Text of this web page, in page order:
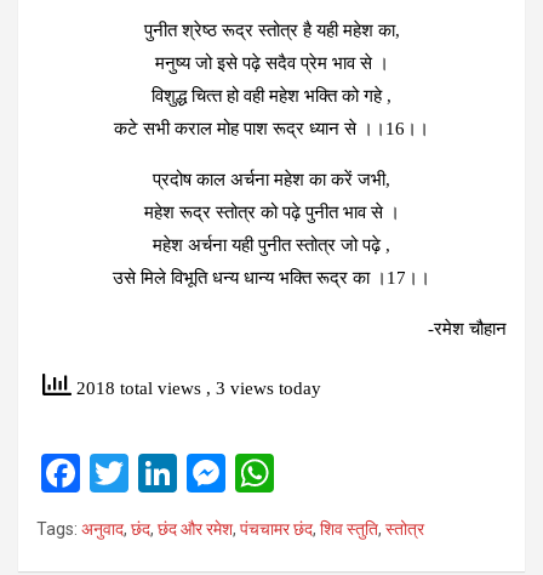
पुनीत श्रेष्‍ठ रूद्र स्‍तोत्र है यही महेश का,
मनुष्‍य जो इसे पढ़े सदैव प्रेम भाव से ।
विशुद्ध चित्‍त हो वही महेश भक्ति को गहे ,
कटे सभी कराल मोह पाश रूद्र ध्‍यान से ।।16।।
प्रदोष काल अर्चना महेश का करें जभी,
महेश रूद्र स्‍तोत्र को पढ़े पुनीत भाव से ।
महेश अर्चना यही पुनीत स्‍तोत्र जो पढ़े ,
उसे मिले विभूति धन्‍य धान्‍य भक्ति रूद्र का ।17।।
-रमेश चौहान
2018 total views , 3 views today
F
a
ce
T
wi
tt
Li
n
ke
M
es
se
h
at
Tags: अनुवाद, छंद, छंद और रमेश, पंचचामर छंद, शिव स्‍तुति, स्‍तोत्र